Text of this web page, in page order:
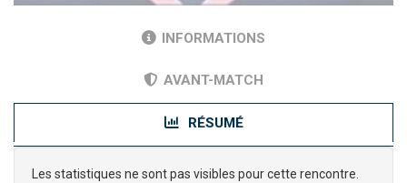
INFORMATIONS
AVANT-MATCH
RÉSUMÉ
Les statistiques ne sont pas visibles pour cette rencontre.